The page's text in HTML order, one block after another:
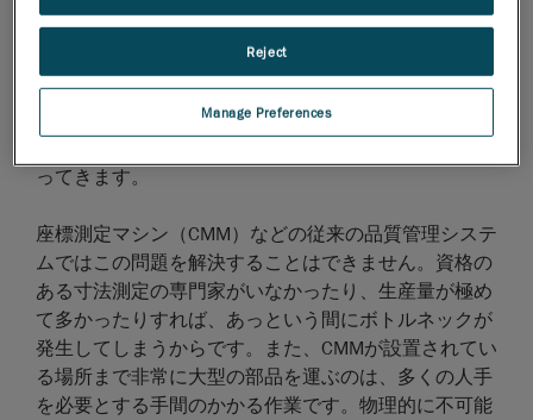
高温状態にある、極めて大型の部品の検査
現在の3Dプリンターは、以前に比べて格段に大きな
部品を製作できるようになっています。とはいえ、長
さ数メートル、重さ数千ポンドにもなる非常に大きな
ってきます。
座標測定マシン（CMM）などの従来の品質管理システ
ムではこの問題を解決することはできません。資格の
ある寸法測定の専門家がいなかったり、生産量が極め
て多かったりすれば、あっという間にボトルネックが
発生してしまうからです。また、CMMが設置されてい
る場所まで非常に大型の部品を運ぶのは、多くの人手
を必要とする手間のかかる作業です。物理的に不可能
Manage Preferences
Reject